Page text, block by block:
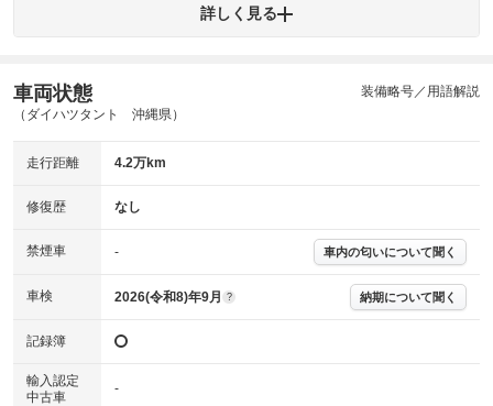
コミが残っています。
(内装状態)
機関 主要機関に不具合はありません。
修復歴 詳細は鑑定書をご確認ください。
※グー鑑定は保証サービスではございません。購入時は必ず現車をご確認
※実際にお渡しするコンディションチェックシートにつきましては、形式
※グー鑑定の評価はあくまでも記載している鑑定日の鑑定結果となりま
す。車両情報等の詳細は各販売店へお問い合わせ下さい。
詳しく見る
車両状態
（ダイハツタント 沖縄県）
装備略号／用語解説
走行距離 4.2万km
修復歴 なし
禁煙車 - 車内の匂いについて聞く
車検 2026(令和8)年9月 ? 納期について聞く
記録簿
輸入認定
中古車
-